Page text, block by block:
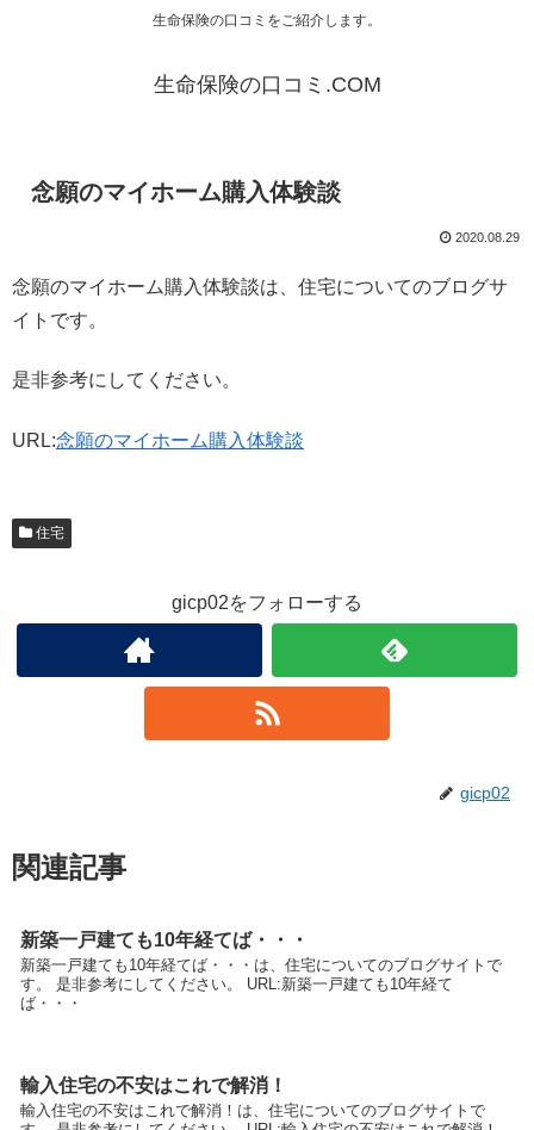
生命保険の口コミをご紹介します。
生命保険の口コミ.COM
念願のマイホーム購入体験談
2020.08.29
念願のマイホーム購入体験談は、住宅についてのブログサ
イトです。
是非参考にしてください。
URL:念願のマイホーム購入体験談
住宅
gicp02をフォローする
gicp02
関連記事
新築一戸建ても10年経てば・・・
新築一戸建ても10年経てば・・・は、住宅についてのブログサイトで
す。 是非参考にしてください。 URL:新築一戸建ても10年経て
ば・・・
輸入住宅の不安はこれで解消！
輸入住宅の不安はこれで解消！は、住宅についてのブログサイトで